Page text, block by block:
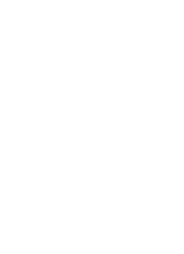
Gebühren
CSV